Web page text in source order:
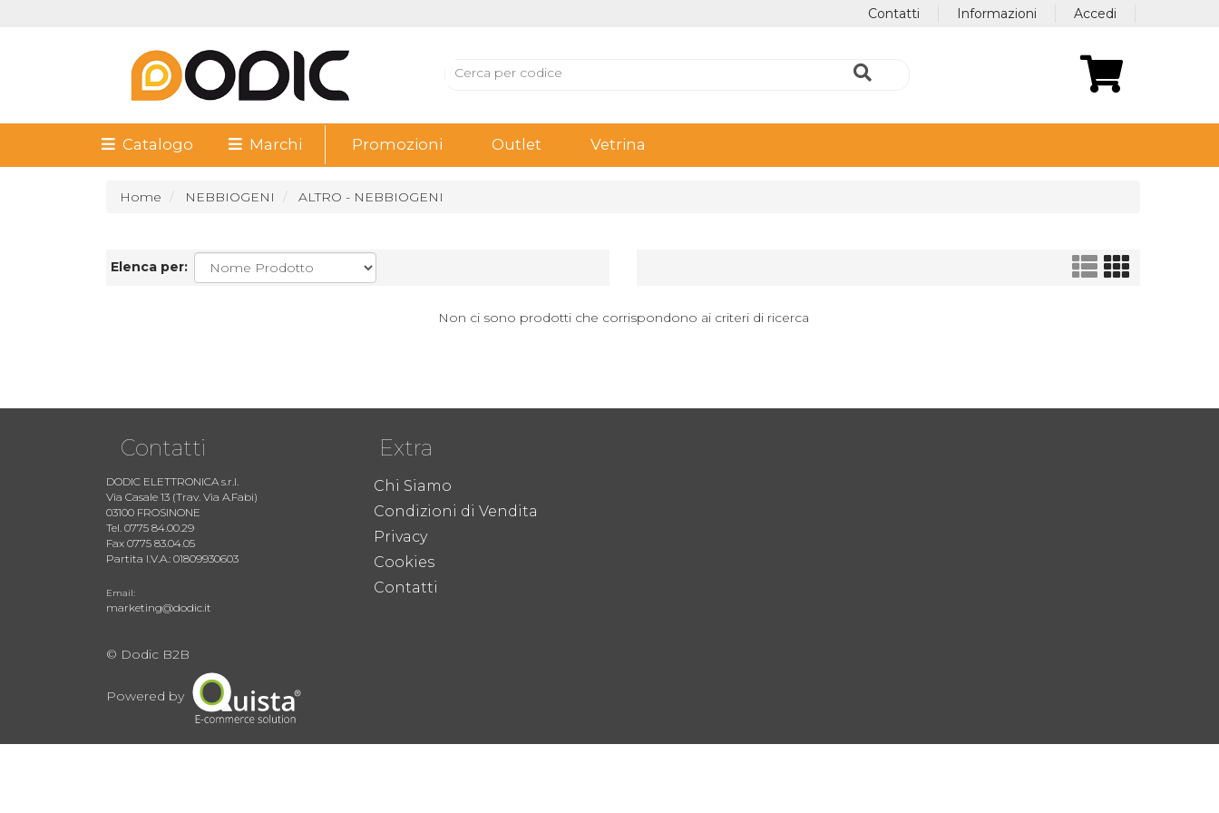
Accedi
Informazioni
Contatti
Catalogo Marchi Promozioni Outlet Vetrina
Home NEBBIOGENI ALTRO - NEBBIOGENI
Elenca per:
Non ci sono prodotti che corrispondono ai criteri di ricerca
Contatti
DODIC ELETTRONICA s.r.l.
Via Casale 13 (Trav. Via A.Fabi)
03100 FROSINONE
Tel. 0775 84.00.29
Fax 0775 83.04.05
Partita I.V.A.: 01809930603
Email:
marketing@dodic.it
Extra
Chi Siamo
Condizioni di Vendita
Privacy
Cookies
Contatti
© Dodic B2B
Powered by